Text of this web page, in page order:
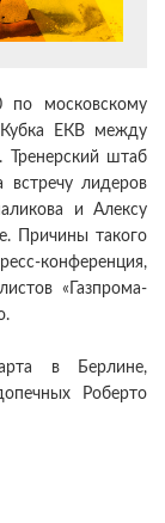
по московскому
Кубка ЕКВ между
Тренерский штаб
встречу лидеров
и Алексу
Причины такого
конференция,
«Газпрома-
в Берлине,
Роберто